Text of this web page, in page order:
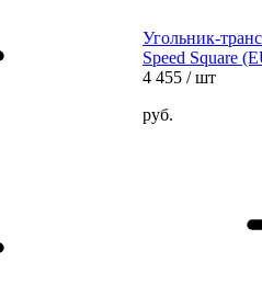
Угольник-
Speed Square
4 455 / шт
руб.